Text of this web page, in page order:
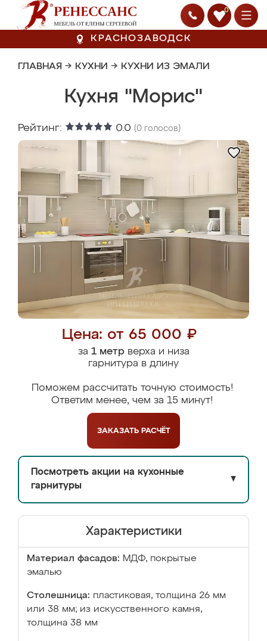
0
КРАСНОЗАВОДСК
ГЛАВНАЯ → КУХНИ → КУХНИ ИЗ ЭМАЛИ
Кухня "Морис"
Рейтинг: 0.0 (0 голосов)
Цена: от 65 000 ₽
за 1 метрверха и низа
гарнитура в длину
Поможем рассчитать точную стоимость!
Ответим менее, чем за 15 минут!
ЗАКАЗАТЬ РАСЧЁТ
Посмотреть акции на кухонные
гарнитуры
▼
Характеристики
Материал фасадов: МДФ, покрытые
эмалью
Столешница: пластиковая, толщина 26 мм
или 38 мм; из искусственного камня,
толщина 38 мм